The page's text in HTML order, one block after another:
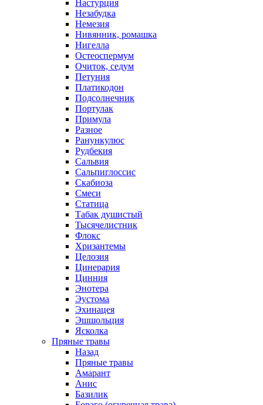
Настурция
Незабудка
Немезия
Нивянник, ромашка
Нигелла
Остеоспермум
Очиток, седум
Петуния
Платикодон
Подсолнечник
Портулак
Примула
Разное
Ранункулюс
Рудбекия
Сальвия
Сальпиглоссис
Скабиоза
Смеси
Статица
Табак душистый
Тысячелистник
Флокс
Хризантемы
Целозия
Цинерария
Цинния
Энотера
Эустома
Эхинацея
Эшшольция
Ясколка
Пряные травы
Назад
Пряные травы
Амарант
Анис
Базилик